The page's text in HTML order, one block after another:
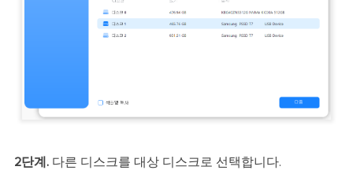
2단계.다른 디스크를 대상 디스크로 선택합니다.